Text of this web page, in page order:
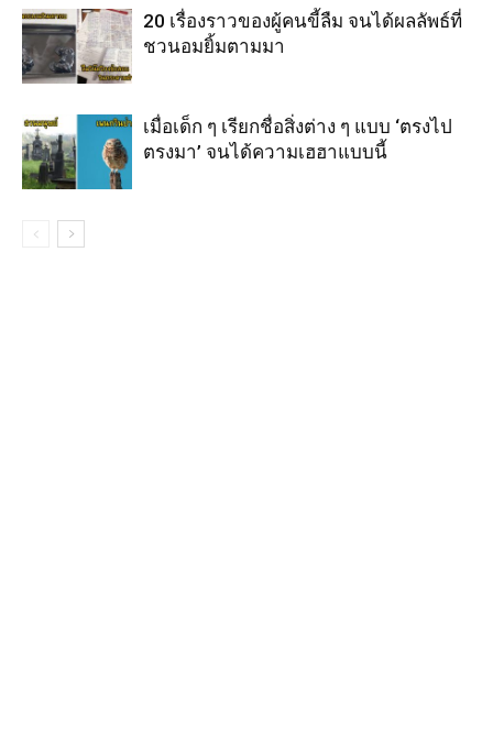
20 เรื่องราวของผู้คนขี้ลืม จนได้ผลลัพธ์ที่
ชวนอมยิ้มตามมา
เมื่อเด็ก ๆ เรียกชื่อสิ่งต่าง ๆ แบบ ‘ตรงไป
ตรงมา’ จนได้ความเฮฮาแบบนี้